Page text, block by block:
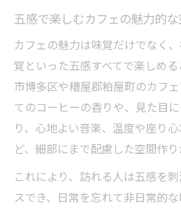
五感で楽しむカフェの魅力的な
カフェの魅力は味覚だけでなく
覚といった五感すべてで楽しめ
市博多区や糟屋郡粕屋町のカフ
てのコーヒーの香りや、見た目
り、心地よい音楽、温度や座り
ど、細部にまで配慮した空間作り
これにより、訪れる人は五感を
スでき、日常を忘れて非日常的